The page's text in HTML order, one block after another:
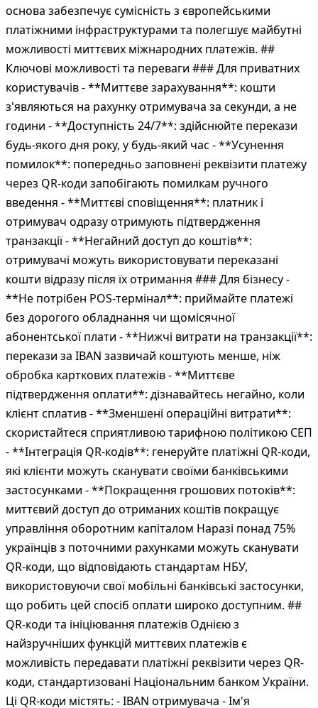
основа забезпечує сумісність з європейськими
платіжними інфраструктурами та полегшує майбутні
можливості миттєвих міжнародних платежів. ##
Ключові можливості та переваги ### Для приватних
користувачів - **Миттєве зарахування**: кошти
з'являються на рахунку отримувача за секунди, а не
години - **Доступність 24/7**: здійснюйте перекази
будь-якого дня року, у будь-який час - **Усунення
помилок**: попередньо заповнені реквізити платежу
через QR-коди запобігають помилкам ручного
введення - **Миттєві сповіщення**: платник і
отримувач одразу отримують підтвердження
транзакції - **Негайний доступ до коштів**:
отримувачі можуть використовувати переказані
кошти відразу після їх отримання ### Для бізнесу -
**Не потрібен POS-термінал**: приймайте платежі
без дорогого обладнання чи щомісячної
абонентської плати - **Нижчі витрати на транзакції**:
перекази за IBAN зазвичай коштують менше, ніж
обробка карткових платежів - **Миттєве
підтвердження оплати**: дізнавайтесь негайно, коли
клієнт сплатив - **Зменшені операційні витрати**:
скористайтеся сприятливою тарифною політикою СЕП
- **Інтеграція QR-кодів**: генеруйте платіжні QR-коди,
які клієнти можуть сканувати своїми банківськими
застосунками - **Покращення грошових потоків**:
миттєвий доступ до отриманих коштів покращує
управління оборотним капіталом Наразі понад 75%
українців з поточними рахунками можуть сканувати
QR-коди, що відповідають стандартам НБУ,
використовуючи свої мобільні банківські застосунки,
що робить цей спосіб оплати широко доступним. ##
QR-коди та ініціювання платежів Однією з
найзручніших функцій миттєвих платежів є
можливість передавати платіжні реквізити через QR-
коди, стандартизовані Національним банком України.
Ці QR-коди містять: - IBAN отримувача - Ім'я